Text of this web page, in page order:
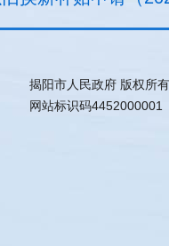
揭阳市人民政府 版权所
网站标识码